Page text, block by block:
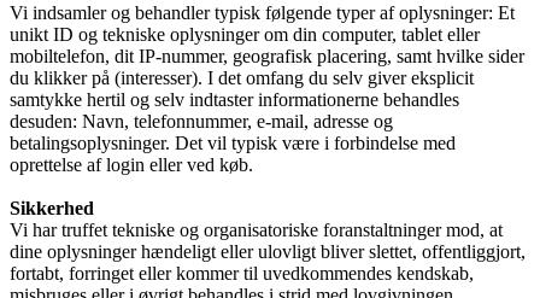
Vi indsamler og behandler typisk følgende typer af oplysninger: Et
unikt ID og tekniske oplysninger om din computer, tablet eller
mobiltelefon, dit IP-nummer, geografisk placering, samt hvilke sider
du klikker på (interesser). I det omfang du selv giver eksplicit
samtykke hertil og selv indtaster informationerne behandles
desuden: Navn, telefonnummer, e-mail, adresse og
betalingsoplysninger. Det vil typisk være i forbindelse med
oprettelse af login eller ved køb.
Sikkerhed
Vi har truffet tekniske og organisatoriske foranstaltninger mod, at
dine oplysninger hændeligt eller ulovligt bliver slettet, offentliggjort,
fortabt, forringet eller kommer til uvedkommendes kendskab,